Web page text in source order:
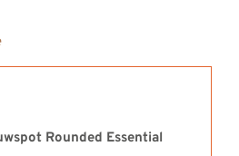
Rounded Essential